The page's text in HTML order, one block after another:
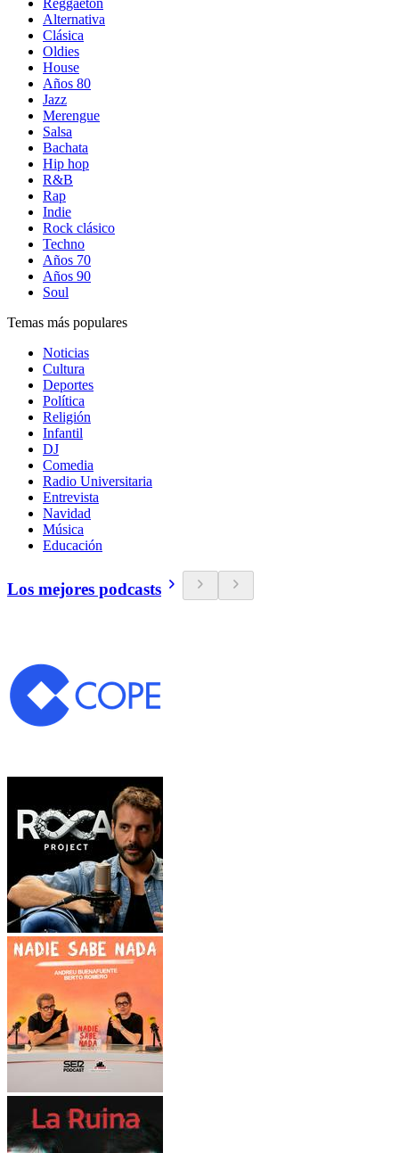
Reggaetón
Alternativa
Clásica
Oldies
House
Años 80
Jazz
Merengue
Salsa
Bachata
Hip hop
R&B
Rap
Indie
Rock clásico
Techno
Años 70
Años 90
Soul
Temas más populares
Noticias
Cultura
Deportes
Política
Religión
Infantil
DJ
Comedia
Radio Universitaria
Entrevista
Navidad
Música
Educación
Los mejores podcasts